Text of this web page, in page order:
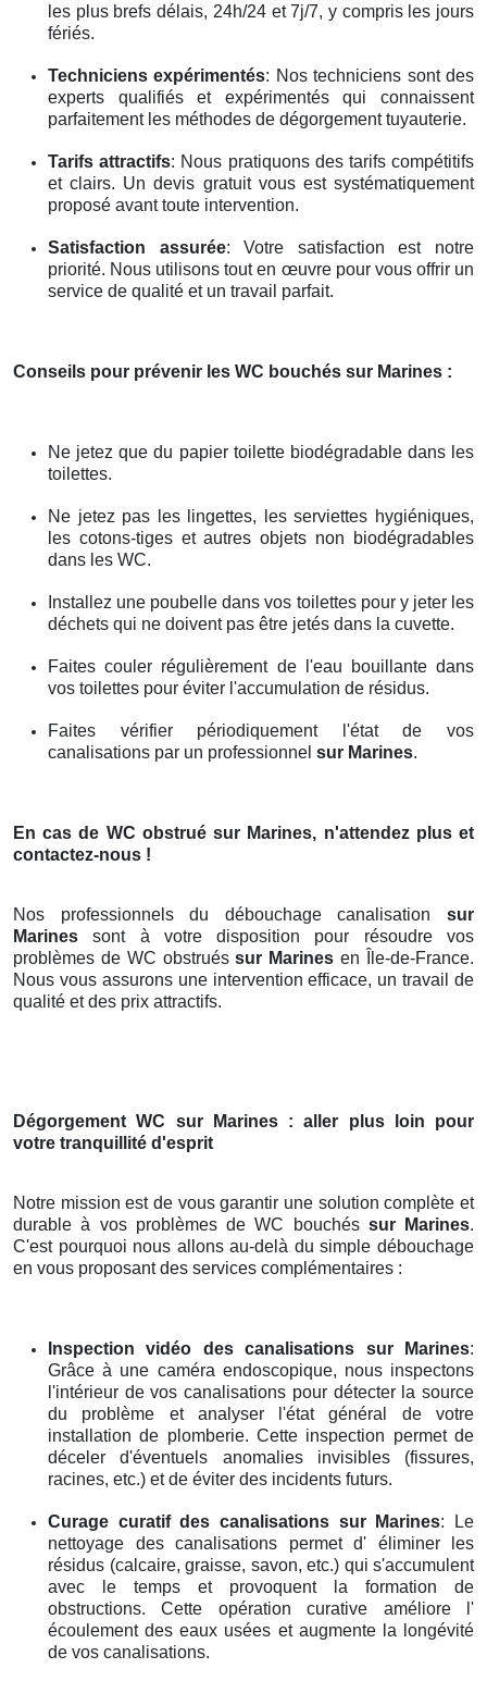
les plus brefs délais, 24h/24 et 7j/7, y compris les jours
fériés.
Techniciens expérimentés: Nos techniciens sont des
experts qualifiés et expérimentés qui connaissent
parfaitement les méthodes de dégorgement tuyauterie.
Tarifs attractifs: Nous pratiquons des tarifs compétitifs
et clairs. Un devis gratuit vous est systématiquement
proposé avant toute intervention.
Satisfaction assurée: Votre satisfaction est notre
priorité. Nous utilisons tout en œuvre pour vous offrir un
service de qualité et un travail parfait.
Conseils pour prévenir les WC bouchés sur Marines :
Ne jetez que du papier toilette biodégradable dans les
toilettes.
Ne jetez pas les lingettes, les serviettes hygiéniques,
les cotons-tiges et autres objets non biodégradables
dans les WC.
Installez une poubelle dans vos toilettes pour y jeter les
déchets qui ne doivent pas être jetés dans la cuvette.
Faites couler régulièrement de l'eau bouillante dans
vos toilettes pour éviter l'accumulation de résidus.
Faites vérifier périodiquement l'état de vos
canalisations par un professionnel sur Marines.
En cas de WC obstruésur Marines, n'attendez plus et
contactez-nous !
Nos professionnels du débouchage canalisation sur
Marinessont à votre disposition pour résoudre vos
problèmes de WC obstruéssur Marinesen Île-de-France.
Nous vous assurons une intervention efficace, un travail de
qualité et des prix attractifs.
Dégorgement WC sur Marines: aller plus loin pour
votre tranquillité d'esprit
Notre mission est de vous garantir une solution complète et
durable à vos problèmes de WC bouchés sur Marines.
C'est pourquoi nous allons au-delà du simple débouchage
en vous proposant des services complémentaires :
Inspection vidéo des canalisations sur Marines:
Grâce à une caméra endoscopique, nous inspectons
l'intérieur de vos canalisations pour détecter la source
du problème et analyser l'état général de votre
installation de plomberie. Cette inspection permet de
déceler d'éventuels anomalies invisibles (fissures,
racines, etc.) et de éviter des incidents futurs.
Curage curatif des canalisations sur Marines: Le
nettoyage des canalisations permet d' éliminer les
résidus (calcaire, graisse, savon, etc.) qui s'accumulent
avec le temps et provoquent la formation de
obstructions. Cette opération curative améliore l'
écoulement des eaux usées et augmente la longévité
de vos canalisations.